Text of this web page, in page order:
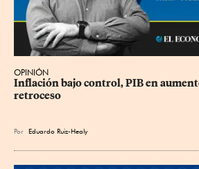
OPINIÓN
Inflación bajo control, PIB en
retroceso
Por Eduardo Ruiz-Healy